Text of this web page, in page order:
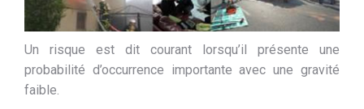
Un risque est dit courant lorsqu’il présente une
probabilité d’occurrence importante avec une gravité
faible.